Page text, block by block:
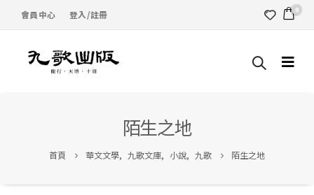
會員中心 登入/註冊 0
陌生之地
首頁 華文文學, 九歌文庫, 小說, 九歌 陌生之地